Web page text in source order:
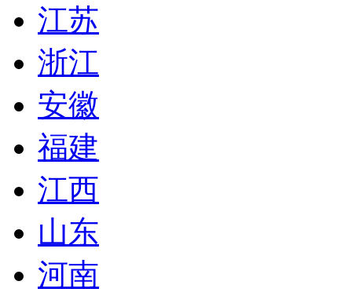
江苏
浙江
安徽
福建
江西
山东
河南